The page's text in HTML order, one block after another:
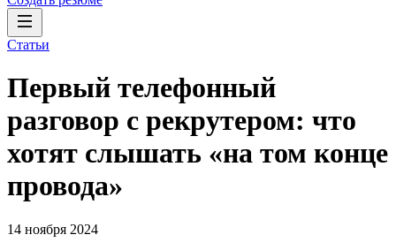
Статьи
Первый телефонный
разговор с рекрутером: что
хотят слышать «на том конце
провода»
14 ноября 2024